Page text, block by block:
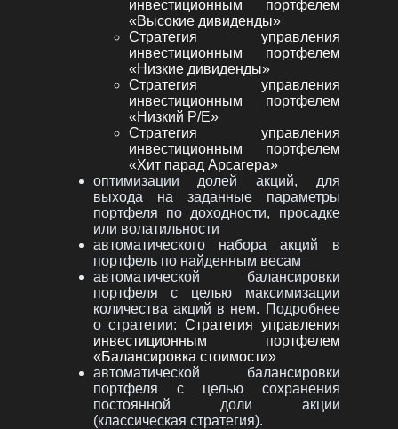
инвестиционным портфелем
«Высокие дивиденды»
Стратегия управления
инвестиционным портфелем
«Низкие дивиденды»
Стратегия управления
инвестиционным портфелем
«Низкий P/E»
Стратегия управления
инвестиционным портфелем
«Хит парад Арсагера»
оптимизации долей акций, для
выхода на заданные параметры
портфеля по доходности, просадке
или волатильности
автоматического набора акций в
портфель по найденным весам
автоматической балансировки
портфеля с целью максимизации
количества акций в нем. Подробнее
о стратегии:Стратегия управления
инвестиционным портфелем
«Балансировка стоимости»
автоматической балансировки
портфеля с целью сохранения
постоянной доли акции
(классическая стратегия).